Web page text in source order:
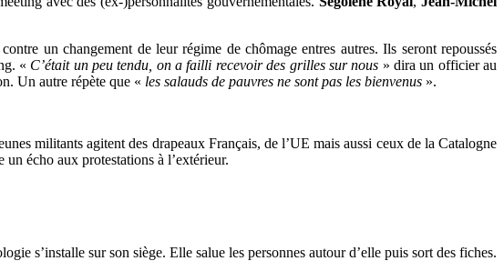
un changement de leur régime de chômage entres autres. Ils seront repoussés
« C’était un peu tendu, on a failli recevoir des grilles sur nous » dira un officier au
Un autre répète que « les salauds de pauvres ne sont pas les bienvenus ».
militants agitent des drapeaux Français, de l’UE mais aussi ceux de la Catalogne
un écho aux protestations à l’extérieur.
s’installe sur son siège. Elle salue les personnes autour d’elle puis sort des fiches.